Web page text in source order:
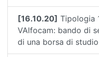
[16.10.20] Tipologia
VAlfocam: bando di
di una borsa di studio